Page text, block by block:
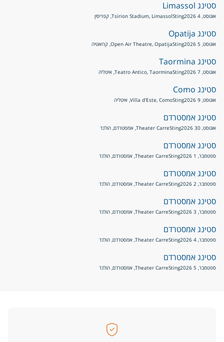
סטינג Limassol
אוגוסט, 4 2026 StingTsirion Stadium, Limassol, קפריסין
סטינג Opatija
אוגוסט, 5 2026 StingOpen Air Theatre, Opatija, קרואטיה
סטינג Taormina
אוגוסט, 7 2026 StingTeatro Antico, Taormina, איטליה
סטינג Como
אוגוסט, 9 2026 StingVilla d'Este, Como, איטליה
סטינג אמסטרדם
אוגוסט, 30 2026 StingTheater Carre, אמסטרדם, הולנד
סטינג אמסטרדם
ספטמבר, 1 2026 StingTheater Carre, אמסטרדם, הולנד
סטינג אמסטרדם
ספטמבר, 2 2026 StingTheater Carre, אמסטרדם, הולנד
סטינג אמסטרדם
ספטמבר, 3 2026 StingTheater Carre, אמסטרדם, הולנד
סטינג אמסטרדם
ספטמבר, 4 2026 StingTheater Carre, אמסטרדם, הולנד
סטינג אמסטרדם
ספטמבר, 5 2026 StingTheater Carre, אמסטרדם, הולנד